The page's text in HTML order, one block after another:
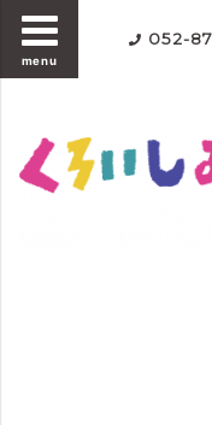
menu
052-